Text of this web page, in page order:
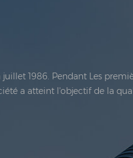
1986. Pendant Les
a atteint l'objectif de la
Xiamen Jadéraire Échelle